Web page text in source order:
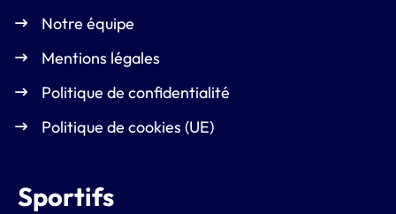
Notre équipe
Mentions légales
Politique de confidentialité
Politique de cookies (UE)
Sportifs